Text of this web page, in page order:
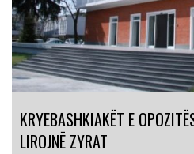
KRYEBASHKIAKËT E
LIROJNË ZYRAT